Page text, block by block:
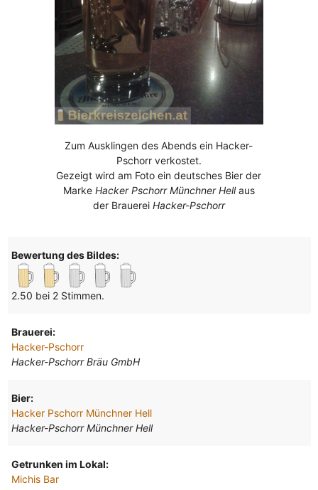
Zum Ausklingen des Abends ein Hacker-
Pschorr verkostet.
Gezeigt wird am Foto ein deutsches Bier der
Marke Hacker Pschorr Münchner Hellaus
der Brauerei Hacker-Pschorr
Bewertung des Bildes:
2.50 bei 2 Stimmen.
Brauerei:
Hacker-Pschorr
Hacker-Pschorr Bräu GmbH
Bier:
Hacker Pschorr Münchner Hell
Hacker-Pschorr Münchner Hell
Getrunken im Lokal:
Michis Bar